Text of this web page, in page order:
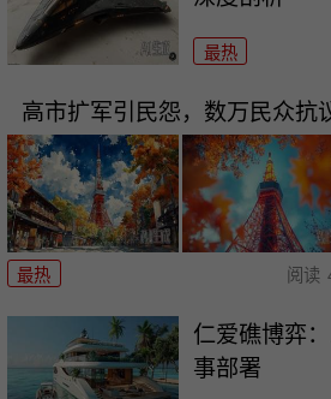
最热
高市扩军引民怨，数万民众抗
最热 阅读
仁爱礁博弈
事部署